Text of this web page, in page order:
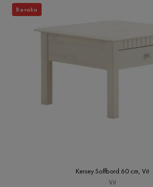
Kersey Soffbord 60 cm, Vit
Vit
Bevaka